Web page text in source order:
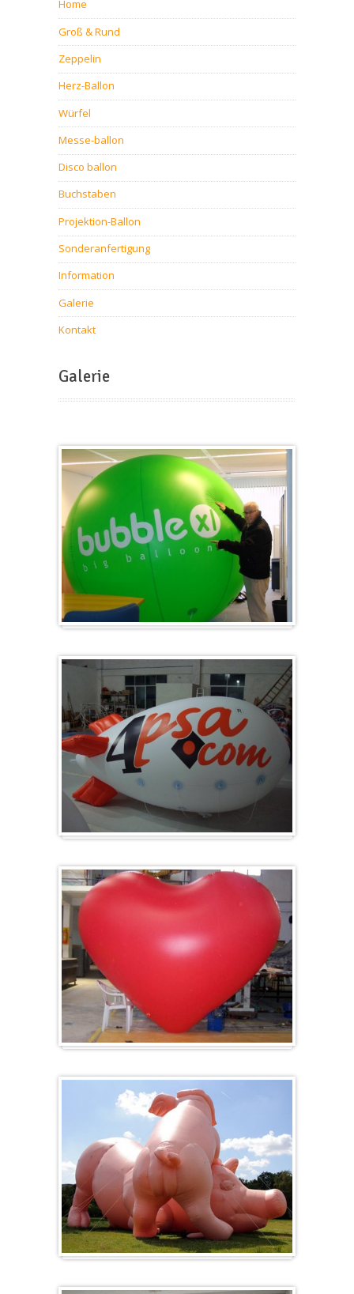
Home
Groß & Rund
Zeppelin
Herz-Ballon
Würfel
Messe-ballon
Disco ballon
Buchstaben
Projektion-Ballon
Sonderanfertigung
Information
Galerie
Kontakt
Galerie